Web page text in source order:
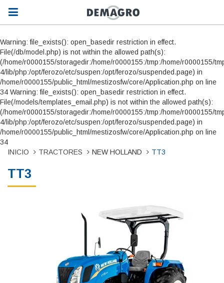
Warning: file_exists(): open_basedir restriction in effect.
File(/db/model.php) is not within the allowed path(s):
(/home/r0000155/storagedir:/home/r0000155:/tmp:/home/r0000155/
4/lib/php:/opt/ferozo/etc/suspen:/opt/ferozo/suspended.page) in
/home/r0000155/public_html/mestizosfw/core/Application.php on line
34 Warning: file_exists(): open_basedir restriction in effect.
File(/models/templates_email.php) is not within the allowed path(s):
(/home/r0000155/storagedir:/home/r0000155:/tmp:/home/r0000155/
4/lib/php:/opt/ferozo/etc/suspen:/opt/ferozo/suspended.page) in
/home/r0000155/public_html/mestizosfw/core/Application.php on line
34
INICIO
TRACTORES NEW HOLLAND TT3
TT3